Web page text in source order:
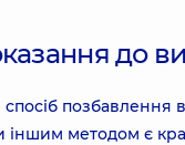
до
позбавлення
іншим методом є